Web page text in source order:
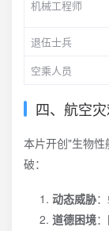
机械工程师
退伍士兵
空乘人员
四、航空
本片开创"生物
破：
动态威胁
道德困境